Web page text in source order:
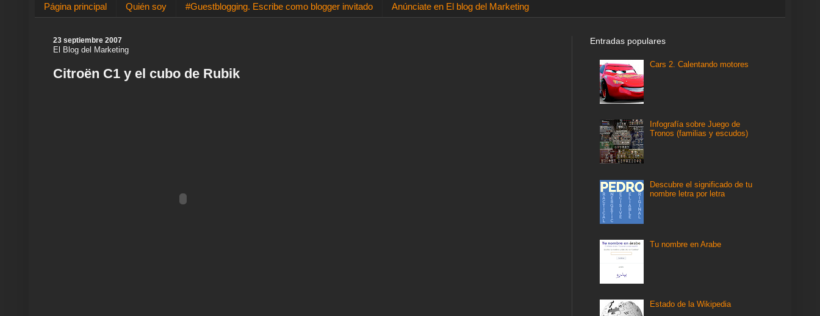
Página principal Quién soy #Guestblogging. Escribe como blogger invitado Anúnciate en El blog del Marketing
23 septiembre 2007
El Blog del Marketing
Citroën C1 y el cubo de Rubik
Entradas populares
Cars 2. Calentando motores
Infografía sobre Juego de
Tronos (familias y escudos)
Descubre el significado de tu
nombre letra por letra
Tu nombre en Arabe
Estado de la Wikipedia